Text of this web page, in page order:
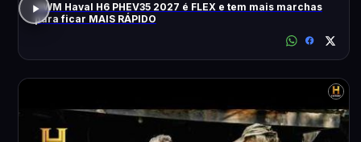
GWM Haval H6 PHEV35 2027 é FLEX e tem mais marchas
para ficar MAIS RÁPIDO